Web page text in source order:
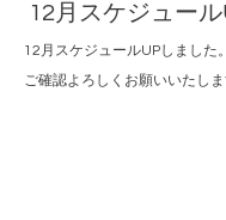
12月スケジュー
12月スケジュールUPしました。
ご確認よろしくお願いいたしま